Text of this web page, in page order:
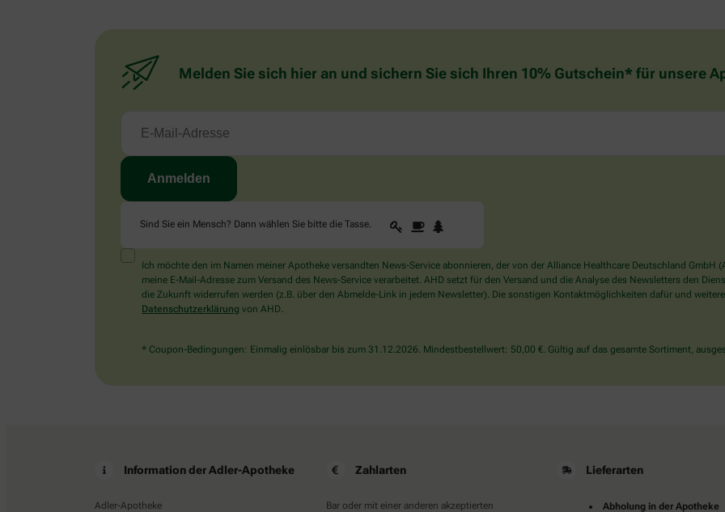
Melden Sie sich hier an und sichern Sie sich Ihren 10% Gutschein* für unsere
Sind Sie ein Mensch? Dann wählen Sie bitte die Tasse.
Sind
Sie
Mensch?
Dann
wählen
Tasse.
1 2
Ich möchte den im Namen meiner Apotheke versandten News-Service abonnieren, der von der Alliance Healthcare Deutschland
meine E-Mail-Adresse zum Versand des News-Service verarbeitet. AHD setzt für den Versand und die Analyse des Newsletters den
die Zukunft widerrufen werden (z.B. über den Abmelde-Link in jedem Newsletter). Die sonstigen Kontaktmöglichkeiten dafür und
Datenschutzerklärung von AHD.
* Coupon-Bedingungen: Einmalig einlösbar bis zum 31.12.2026. Mindestbestellwert: 50,00 €. Gültig auf das gesamte Sortiment,
Information der Adler-Apotheke
Adler-Apotheke
Zahlarten
Bar oder mit einer anderen akzeptierten
Lieferarten
Abholung in der Apotheke